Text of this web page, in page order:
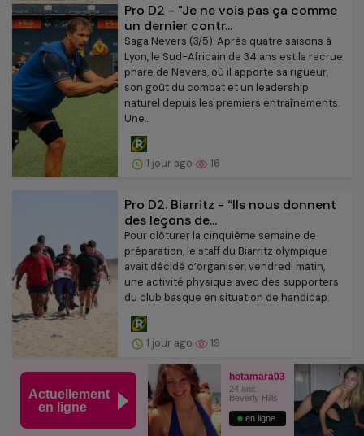
Pro D2 - "Je ne vois pas ça comme
un dernier contr...
Saga Nevers (3/5). Après quatre saisons à
Lyon, le Sud-Africain de 34 ans est la recrue
phare de Nevers, où il apporte sa rigueur,
son goût du combat et un leadership
naturel depuis les premiers entraînements.
Une...
1 jour ago 16
Pro D2. Biarritz - “Ils nous donnent
des leçons de...
Pour clôturer la cinquième semaine de
préparation, le staff du Biarritz olympique
avait décidé d’organiser, vendredi matin,
une activité physique avec des supporters
du club basque en situation de handicap.
1 jour ago 19